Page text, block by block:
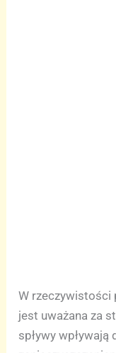
W rzeczywistości
jest uważana za
spływy